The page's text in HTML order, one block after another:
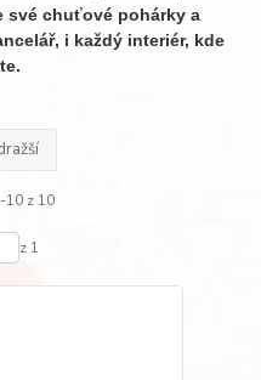
své chuťové pohárky a
i každý interiér, kde
10 z 10
z 1